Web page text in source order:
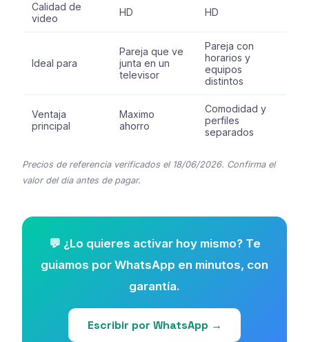
Calidad de
video
HD HD
Ideal para
Pareja que ve
junta en un
televisor
Pareja con
horarios y
equipos
distintos
Ventaja
principal
Maximo
ahorro
Comodidad y
perfiles
separados
Precios de referencia verificados el 18/06/2026. Confirma el
valor del dia antes de pagar.
💬 ¿Lo quieres activar hoy mismo? Te
guiamos por WhatsApp en minutos, con
garantía.
Escribir por WhatsApp →